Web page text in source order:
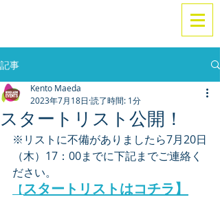
記事
スタートリスト公開！
Kento Maeda
2023年7月18日 読了時間: 1分
※リストに不備がありましたら7月20日
（木）17：00までに下記までご連絡く
ださい。
【スタートリストはコチラ】